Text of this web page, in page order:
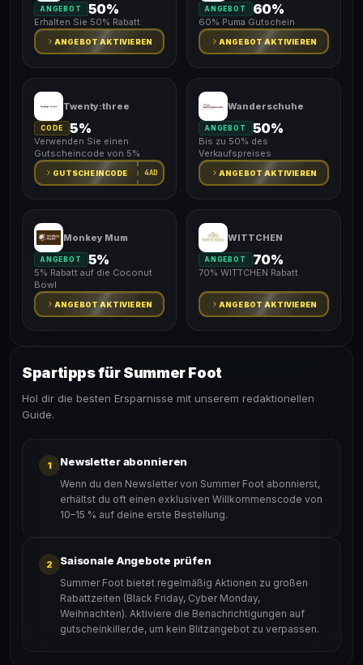
ANGEBOT 50%
Erhalten Sie 50% Rabatt.
ANGEBOT AKTIVIEREN
ANGEBOT 60%
60% Puma Gutschein
ANGEBOT AKTIVIEREN
Twenty:three
CODE 5%
Verwenden Sie einen
Gutscheincode von 5%
GUTSCHEINCODE 4AD
Wanderschuhe
ANGEBOT 50%
Bis zu 50% des
Verkaufspreises
ANGEBOT AKTIVIEREN
Monkey Mum
ANGEBOT 5%
5% Rabatt auf die Coconut
Bowl
ANGEBOT AKTIVIEREN
WITTCHEN
ANGEBOT 70%
70% WITTCHEN Rabatt
ANGEBOT AKTIVIEREN
Spartipps für Summer Foot
Hol dir die besten Ersparnisse mit unserem redaktionellen
Guide.
1 Newsletter abonnieren
Wenn du den Newsletter von Summer Foot abonnierst,
erhältst du oft einen exklusiven Willkommenscode von
10–15 % auf deine erste Bestellung.
2 Saisonale Angebote prüfen
Summer Foot bietet regelmäßig Aktionen zu großen
Rabattzeiten (Black Friday, Cyber Monday,
Weihnachten). Aktiviere die Benachrichtigungen auf
gutscheinkiller.de, um kein Blitzangebot zu verpassen.